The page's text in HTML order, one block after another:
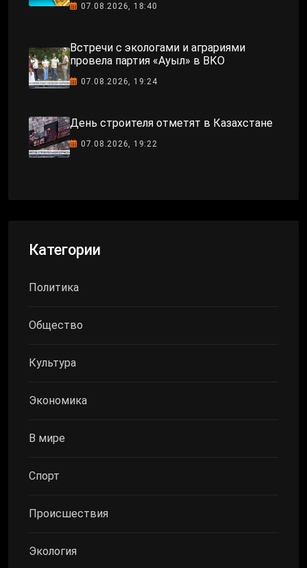
07.08.2026, 18:40
Встречи с экологами и аграриями
провела партия «Ауыл» в ВКО
07.08.2026, 19:24
День строителя отметят в Казахстане
07.08.2026, 19:22
Категории
Политика
Общество
Культура
Экономика
В мире
Спорт
Происшествия
Экология